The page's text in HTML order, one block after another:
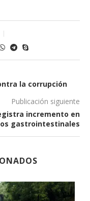
la corrupción
Publicación siguiente
incremento en
gastrointestinales